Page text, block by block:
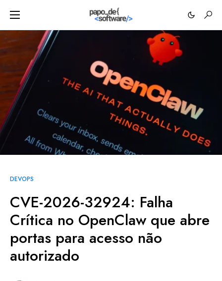
DEVOPS
CVE-2026-32924: Falha
Crítica no OpenClaw que abre
portas para acesso não
autorizado